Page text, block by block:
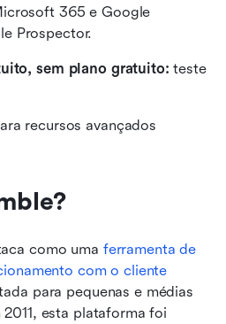
365 e Google
Prospector.
sem plano gratuito: teste
recursos avançados
como uma ferramenta de
com o cliente
para pequenas e médias
esta plataforma foi